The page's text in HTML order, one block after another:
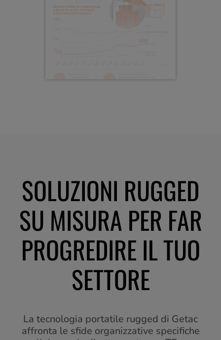
SOLUZIONI RUGGED
SU MISURA PER FAR
PROGREDIRE IL TUO
SETTORE
La tecnologia portatile rugged di Getac
affronta le sfide organizzative specifiche